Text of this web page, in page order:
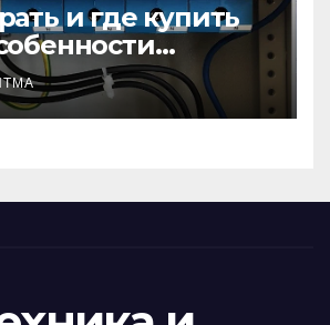
и где купить
защиты от